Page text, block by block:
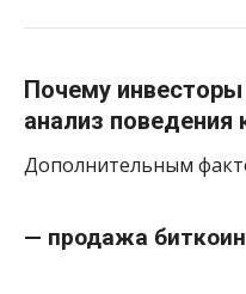
Почему инвесторы
анализ поведения
Дополнительным
— продажа